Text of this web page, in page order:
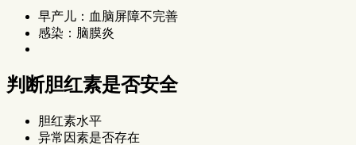
早产儿：血脑屏障不完善
感染：脑膜炎
判断胆红素是否安全
胆红素水平
异常因素是否存在